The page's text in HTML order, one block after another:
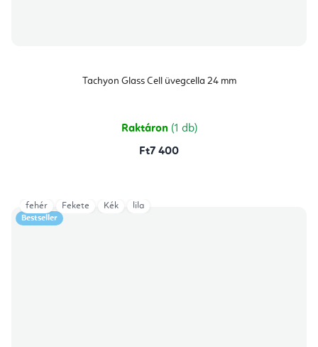
Tachyon Glass Cell üvegcella 24 mm
Raktáron (1 db)
Ft7 400
Bestseller
fehér Fekete Kék lila